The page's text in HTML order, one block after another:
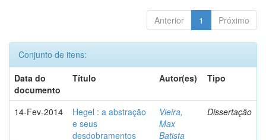
Anterior 1 Próximo
Conjunto de itens:
Data do
documento
Título Autor(es) Tipo
14-Fev-2014
Hegel : a abstração
e seus
desdobramentos
Vieira,
Max
Batista
Dissertação